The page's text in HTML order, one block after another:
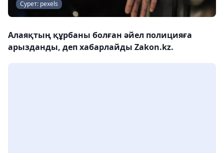
Сурет: pexels
Алаяқтың құрбаны болған әйел полицияға
арызданды, деп хабарлайды Zakon.kz.